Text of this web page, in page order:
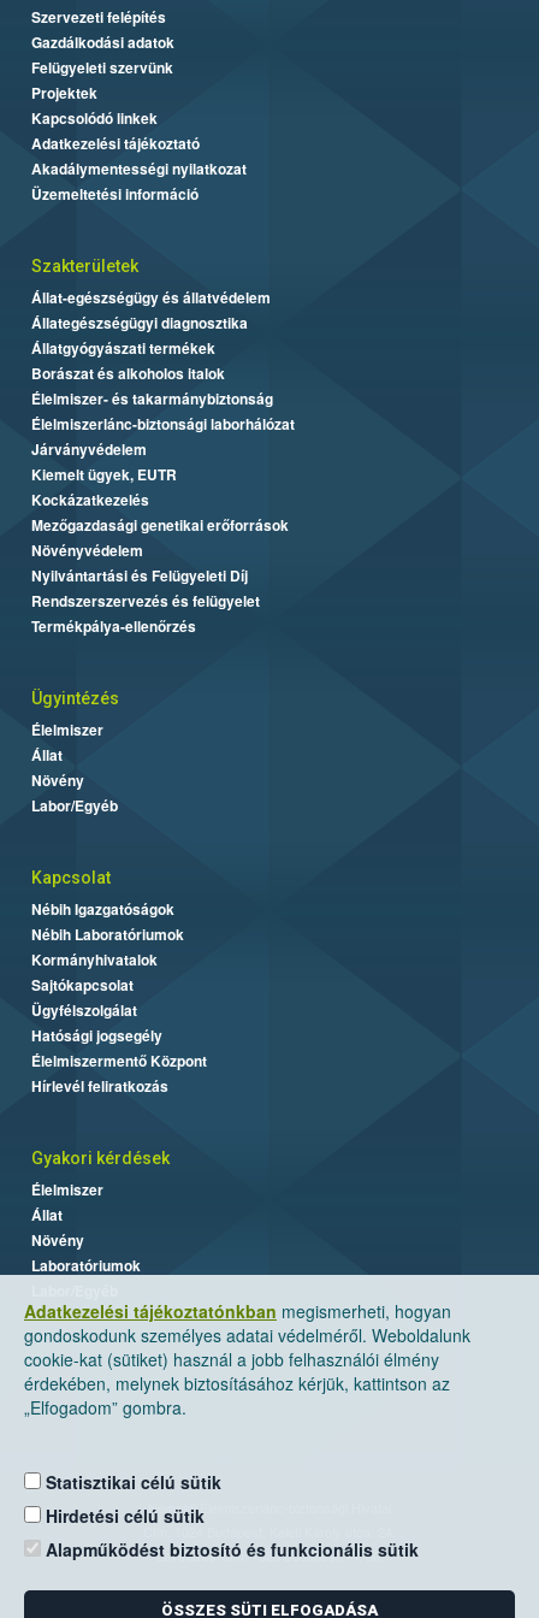
Adatkezelési tájékoztatónkban megismerheti, hogyan
gondoskodunk személyes adatai védelméről. Weboldalunk
cookie-kat (sütiket) használ a jobb felhasználói élmény
érdekében, melynek biztosításához kérjük, kattintson az
„Elfogadom” gombra.
Statisztikai célú sütik
Hirdetési célú sütik
Alapműködést biztosító és funkcionális sütik
ÖSSZES SÜTI ELFOGADÁSA
Szervezeti felépítés
Gazdálkodási adatok
Felügyeleti szervünk
Projektek
Kapcsolódó linkek
Adatkezelési tájékoztató
Akadálymentességi nyilatkozat
Üzemeltetési információ
Szakterületek
Állat-egészségügy és állatvédelem
Állategészségügyi diagnosztika
Állatgyógyászati termékek
Borászat és alkoholos italok
Élelmiszer- és takarmánybiztonság
Élelmiszerlánc-biztonsági laborhálózat
Járványvédelem
Kiemelt ügyek, EUTR
Kockázatkezelés
Mezőgazdasági genetikai erőforrások
Növényvédelem
Nyilvántartási és Felügyeleti Díj
Rendszerszervezés és felügyelet
Termékpálya-ellenőrzés
Ügyintézés
Élelmiszer
Állat
Növény
Labor/Egyéb
Kapcsolat
Nébih Igazgatóságok
Nébih Laboratóriumok
Kormányhivatalok
Sajtókapcsolat
Ügyfélszolgálat
Hatósági jogsegély
Élelmiszermentő Központ
Hírlevél feliratkozás
Gyakori kérdések
Élelmiszer
Állat
Növény
Laboratóriumok
Nemzeti Élelmiszerlánc-biztonsági Hivatal
Levelezési cím: 1525 Budapest. Pf. 30.